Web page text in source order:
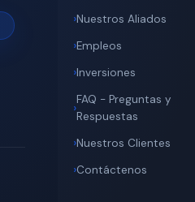
Nuestros Aliados
Empleos
Inversiones
FAQ - Preguntas y
Respuestas
Nuestros Clientes
Contáctenos